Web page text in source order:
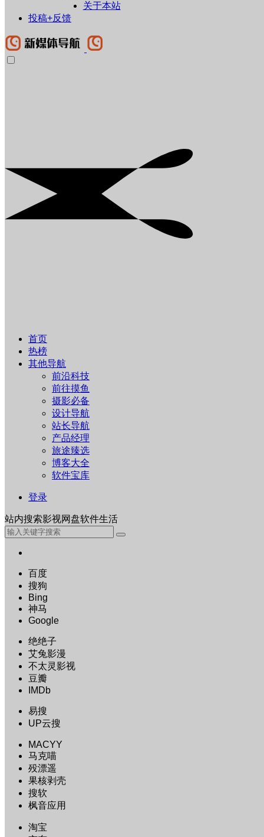
关于本站
投稿+反馈
首页
热榜
其他导航
前沿科技
前往摸鱼
摄影必备
设计导航
站长导航
产品经理
旅途臻选
博客大全
软件宝库
登录
站内搜索影视网盘软件生活
百度
搜狗
Bing
神马
Google
绝绝子
艾兔影漫
不太灵影视
豆瓣
IMDb
易搜
UP云搜
MACYY
马克喵
殁漂遥
果核剥壳
搜软
枫音应用
淘宝